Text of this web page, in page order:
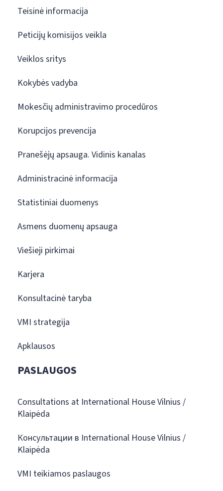
Teisinė informacija
Peticijų komisijos veikla
Veiklos sritys
Kokybės vadyba
Mokesčių administravimo procedūros
Korupcijos prevencija
Pranešėjų apsauga. Vidinis kanalas
Administracinė informacija
Statistiniai duomenys
Asmens duomenų apsauga
Viešieji pirkimai
Karjera
Konsultacinė taryba
VMI strategija
Apklausos
PASLAUGOS
Consultations at International House Vilnius /
Klaipėda
Консультации в International House Vilnius /
Klaipėda
VMI teikiamos paslaugos